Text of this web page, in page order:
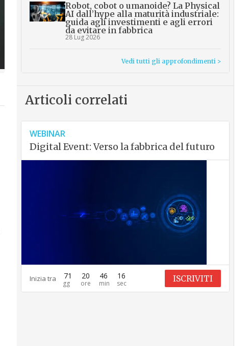
Robot, cobot o umanoide? La Physical
AI dall’hype alla maturità industriale:
guida agli investimenti e agli errori
da evitare in fabbrica
28 Lug 2026
Vedi tutti gli approfondimenti >
Articoli correlati
WEBINAR
Digital Event: Verso la fabbrica del futuro
Inizia tra 71 20 46 15 ISCRIVITI